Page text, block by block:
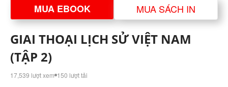
MUA EBOOK MUA SÁCH IN
GIAI THOẠI LỊCH SỬ VIỆT NAM
(TẬP 2)
17,539 lượt xem 150 lượt tải